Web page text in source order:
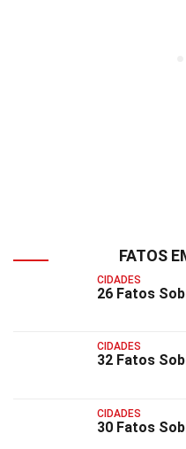
FATOS
CIDADES
26 Fatos
CIDADES
32 Fatos
CIDADES
30 Fatos